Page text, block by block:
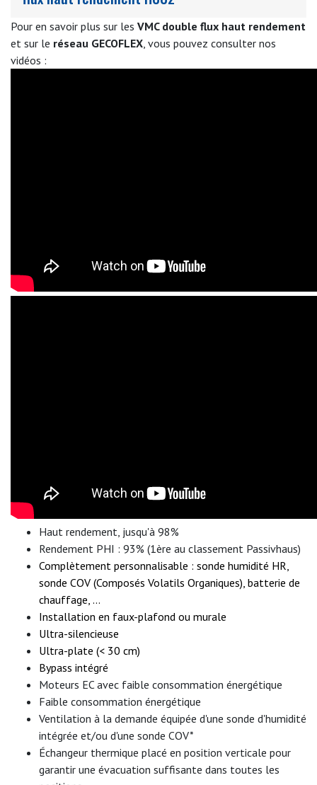
configuration sont simples grâce à l'utilisation d'un logiciel
Voir aussi :
Pour en savoir plus sur les VMC double flux haut rendement
et sur le réseau GECOFLEX, vous pouvez consulter nos
vidéos :
Haut rendement, jusqu'à 98%
Rendement PHI : 93% (1ère au classement Passivhaus)
Complètement personnalisable : sonde humidité HR,
sonde COV (Composés Volatils Organiques), batterie de
chauffage, ...
Installation en faux-plafond ou murale
Ultra-silencieuse
Ultra-plate (< 30 cm)
Bypass intégré
Moteurs EC avec faible consommation énergétique
Faible consommation énergétique
Ventilation à la demande équipée d'une sonde d'humidité
intégrée et/ou d'une sonde COV*
Échangeur thermique placé en position verticale pour
garantir une évacuation suffisante dans toutes les